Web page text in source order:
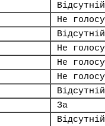
Відсутній
Не
Відсутній
Не
Не
Не
Відсутній
За
Відсутній